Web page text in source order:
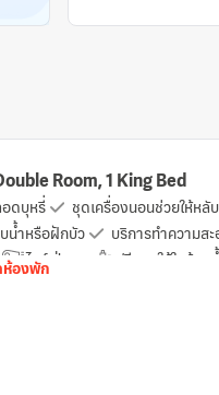
Room, 1 King Bed
ดบุหรี่ ชุดเครื่องนอนช่วยให้หลั
น้ำหรือฝักบัว
บริการทำความส
ไดร์เป่าผม ฟรีของใช้ในห้องน้ำ
ห้องพัก